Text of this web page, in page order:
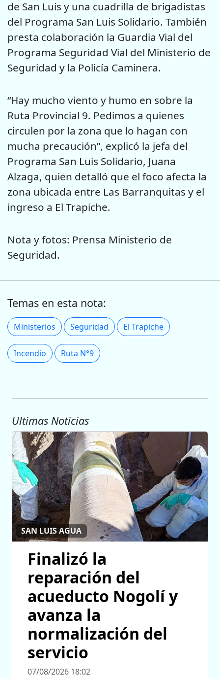
de San Luis y una cuadrilla de brigadistas
del Programa San Luis Solidario. También
presta colaboración la Guardia Vial del
Programa Seguridad Vial del Ministerio de
Seguridad y la Policía Caminera.
“Hay mucho viento y humo en sobre la
Ruta Provincial 9. Pedimos a quienes
circulen por la zona que lo hagan con
mucha precaución”, explicó la jefa del
Programa San Luis Solidario, Juana
Alzaga, quien detalló que el foco afecta la
zona ubicada entre Las Barranquitas y el
ingreso a El Trapiche.
Nota y fotos: Prensa Ministerio de
Seguridad.
Temas en esta nota:
Ministerios Seguridad El Trapiche
Incendio Ruta N°9
Ultimas Noticias
SAN LUIS AGUA
Finalizó la
reparación del
acueducto Nogolí y
avanza la
normalización del
servicio
07/08/2026 18:02